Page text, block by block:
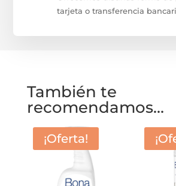
tarjeta o transferencia
También te
recomendamos…
¡Oferta!